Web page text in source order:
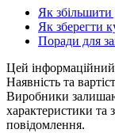
Як збільшити
Як зберегти
Поради для
Цей
Наявність та
Виробники
характеристики та
повідомлення.